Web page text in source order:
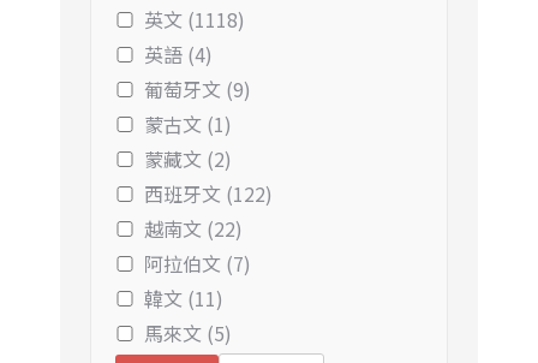
英文 (1118)
英語 (4)
葡萄牙文 (9)
蒙古文 (1)
蒙藏文 (2)
西班牙文 (122)
越南文 (22)
阿拉伯文 (7)
韓文 (11)
馬來文 (5)